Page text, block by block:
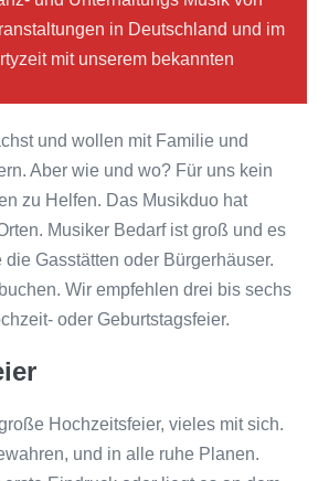
in Deutschland und im
mit unserem bekannten
und wollen mit Familie und
Aber wie und wo? Für uns kein
zu Helfen. Das Musikduo hat
Musiker Bedarf ist groß und es
die Gasstätten oder Bürgerhäuser.
Wir empfehlen drei bis sechs
oder Geburtstagsfeier.
Hochzeitsfeier, vieles mit sich.
und in alle ruhe Planen.